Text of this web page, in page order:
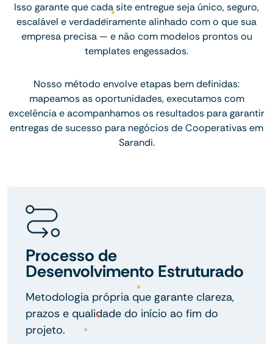
Isso garante que cada site entregue seja único, seguro,
escalável e verdadeiramente alinhado com o que sua
empresa precisa — e não com modelos prontos ou
templates engessados.
Nosso método envolve etapas bem definidas:
mapeamos as oportunidades, executamos com
excelência e acompanhamos os resultados para garantir
entregas de sucesso para negócios de Cooperativas em
Sarandi.
Processo de
Desenvolvimento Estruturado
Metodologia própria que garante clareza,
prazos e qualidade do início ao fim do
projeto.